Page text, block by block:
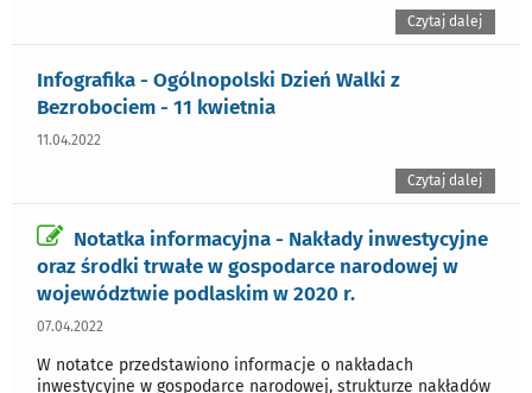
Czytaj dalej
Infografika - Ogólnopolski Dzień Walki z
Bezrobociem - 11 kwietnia
11.04.2022
Czytaj dalej
Notatka informacyjna - Nakłady inwestycyjne
oraz środki trwałe w gospodarce narodowej w
województwie podlaskim w 2020 r.
07.04.2022
W notatce przedstawiono informacje o nakładach
inwestycyjne w gospodarce narodowej, strukturze nakładów